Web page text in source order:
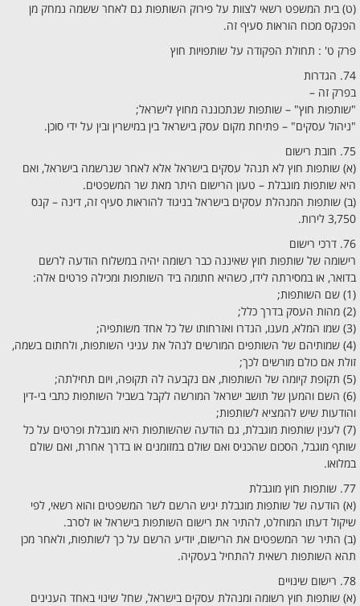
(ט) בית המשפט רשאי לצוות על פירוק השותפות גם לאחר ששמה נמחק מן
הפנקס מכוח הוראות סעיף זה.
פרק ט' : תחולת הפקודה על שותפויות חוץ
74. הגדרות
בפרק זה –
"שותפות חוץ" – שותפות שנתכוננה מחוץ לישראל;
"ניהול עסקים" – פתיחת מקום עסק בישראל בין במישרין ובין על ידי סוכן.
75. חובת רישום
(א) שותפות חוץ לא תנהל עסקים בישראל אלא לאחר שנרשמה בישראל, ואם
היא שותפות מוגבלת – טעון הרישום היתר מאת שר המשפטים.
(ב) שותפות המנהלת עסקים בישראל בניגוד להוראות סעיף זה, דינה – קנס
3,750 לירות.
76. דרכי רישום
רישומה של שותפות חוץ שאיננה כבר רשומה יהיה במשלוח הודעה לרשם
בדואר, או במסירתה לידו, כשהיא חתומה ביד השותפות ומכילה פרטים אלה:
(1) שם השותפות;
(2) מהות העסק בדרך כלל;
(3) שמו המלא, מענו, הגדרו ואזרחותו של כל אחד משותפיה;
(4) שמותיהם של השותפים המורשים לנהל את עניני השותפות, ולחתום בשמה,
זולת אם כולם מורשים לכך;
(5) תקופת קיומה של השותפות, אם נקבעה לה תקופה, ויום תחילתה;
(6) השם והמען של תושב ישראל המורשה לקבל בשביל השותפות כתבי בי-דין
והודעות שיש להמציא לשותפות;
(7) לענין שותפות מוגבלת, גם הודעה שהשותפות היא מוגבלת ופרטים על כל
שותף מוגבל, הסכום שהכניס ואם שולם במזומנים או בדרך אחרת, ואם שולם
במלואו.
77. שותפות חוץ מוגבלת
(א) הודעה של שותפות מוגבלת יגיש הרשם לשר המשפטים והוא רשאי, לפי
שיקול דעתו המוחלט, להתיר את רישום השותפות בישראל או לסרב.
(ב) התיר שר המשפטים את הרישום, יודיע הרשם על כך לשותפות, ולאחר מכן
תהא השותפות רשאית להתחיל בעסקיה.
78. רישום שינויים
(א) שותפות חוץ רשומה ומנהלת עסקים בישראל, שחל שינוי באחד הענינים